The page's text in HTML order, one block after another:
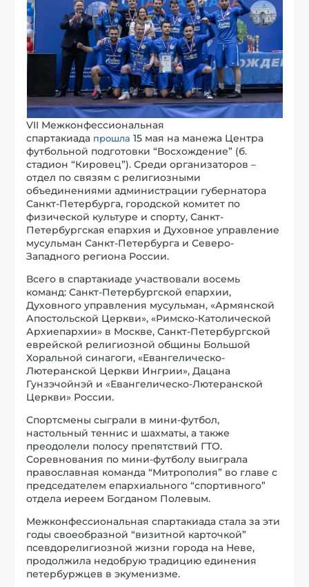
VII Межконфессиональная
спартакиада прошла 15 мая на манежа Центра
футбольной подготовки “Восхождение” (б.
стадион “Кировец”). Среди организаторов –
отдел по связям с религиозными
объединениями администрации губернатора
Санкт-Петербурга, городской комитет по
физической культуре и спорту, Санкт-
Петербургская епархия и Духовное управление
мусульман Санкт-Петербурга и Северо-
Западного региона России.
Всего в спартакиаде участвовали восемь
команд: Санкт-Петербургской епархии,
Духовного управления мусульман, «Армянской
Апостольской Церкви», «Римско-Католической
Архиепархии» в Москве, Санкт-Петербургской
еврейской религиозной общины Большой
Хоральной синагоги, «Евангелическо-
Лютеранской Церкви Ингрии», Дацана
Гунзэчойнэй и «Евангелическо-Лютеранской
Церкви» России.
Спортсмены сыграли в мини-футбол,
настольный теннис и шахматы, а также
преодолели полосу препятствий ГТО.
Соревнования по мини-футболу выиграла
православная команда “Митрополия” во главе с
председателем епархиального “спортивного”
отдела иереем Богданом Полевым.
Межконфессиональная спартакиада стала за эти
годы своеобразной “визитной карточкой”
псевдорелигиозной жизни города на Неве,
продолжила недобрую традицию единения
петербуржцев в экуменизме.